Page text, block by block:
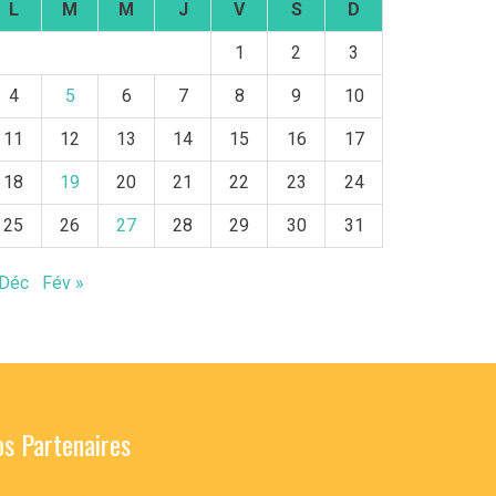
L M M J V S D
1 2 3
4 5 6 7 8 9 10
11 12 13 14 15 16 17
18 19 20 21 22 23 24
25 26 27 28 29 30 31
Fév »
Partenaires